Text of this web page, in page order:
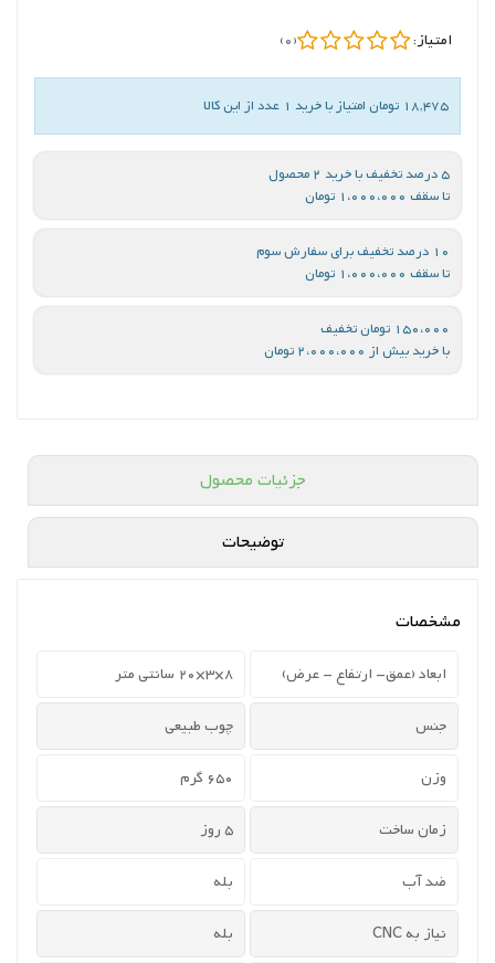
امتیاز: (0)
18,475 تومان امتیاز با خرید 1 عدد از این کالا
5 درصد تخفیف با خرید 2 محصول
تا سقف 1،000،000 تومان
10 درصد تخفیف برای سفارش سوم
تا سقف 1،000،000 تومان
150،000 تومان تخفیف
با خرید بیش از 2،000،000 تومان
جزئیات محصول
توضیحات
مشخصات
ابعاد (عمق- ارتفاع - عرض) 8×3×20 سانتی متر
جنس چوب طبیعی
وزن 650 گرم
زمان ساخت 5 روز
ضد آب بله
نیاز به CNC بله